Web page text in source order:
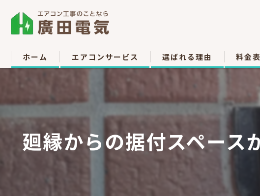
ホーム エアコンサービス
エアコン移設
選ばれる理由 料金表
廻縁からの据付スペー